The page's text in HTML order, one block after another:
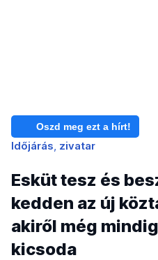
Oszd meg ezt a hírt!
Időjárás zivatar
Esküt tesz és
kedden az új
akiről még
kicsoda